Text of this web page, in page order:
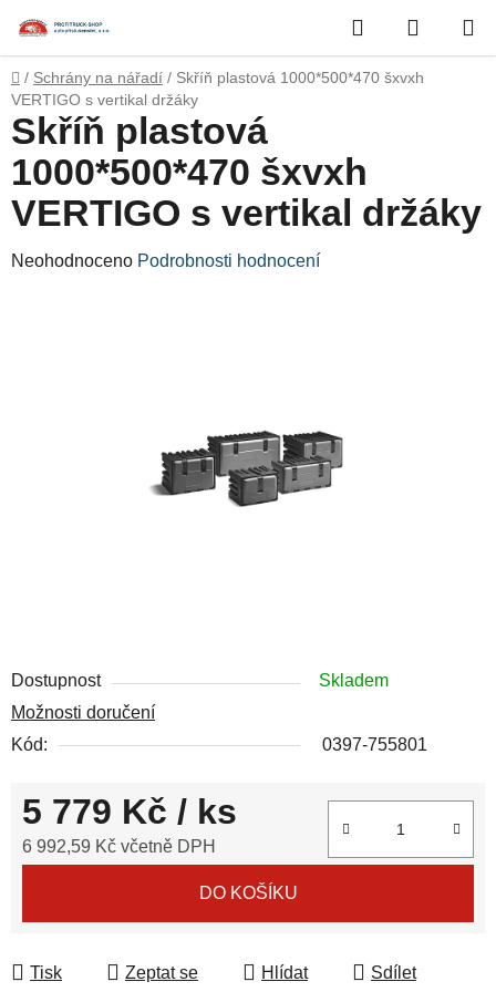
obsah
Hledat
KOŠÍK
Domů
/ Schrány na nářadí / Skříň plastová 1000*500*470 šxvxh
VERTIGO s vertikal držáky
Dostupnost
Skladem
Možnosti doručení
Kód:
0397-755801
5 779 Kč / ks
6 992,59 Kč včetně DPH
DO KOŠÍKU
Tisk Zeptat se Hlídat Sdílet
Skříň plastová
1000*500*470 šxvxh
VERTIGO s vertikal držáky
Průměrné
Neohodnoceno Podrobnosti hodnocení